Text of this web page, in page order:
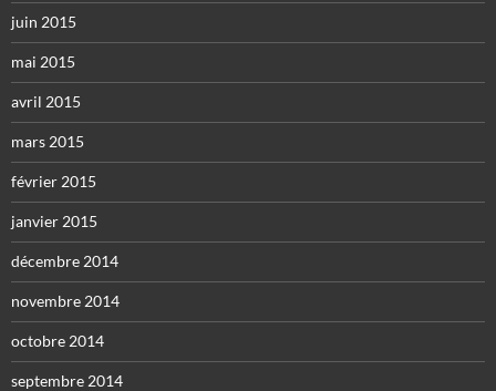
juin 2015
mai 2015
avril 2015
mars 2015
février 2015
janvier 2015
décembre 2014
novembre 2014
octobre 2014
septembre 2014